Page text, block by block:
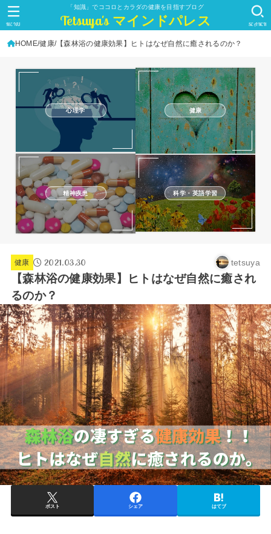
「知識」でココロとカラダの健康を目指すブログ
Tetsuya's マインドパレス SEARCH
MENU
HOME 健康 【森林浴の健康効果】ヒトはなぜ自然に癒されるのか？
心理学 健康
精神疾患 科学・英語学習
健康 2021.03.30 tetsuya
【森林浴の健康効果】ヒトはなぜ自然に癒され
るのか？
ポスト シェア はてブ